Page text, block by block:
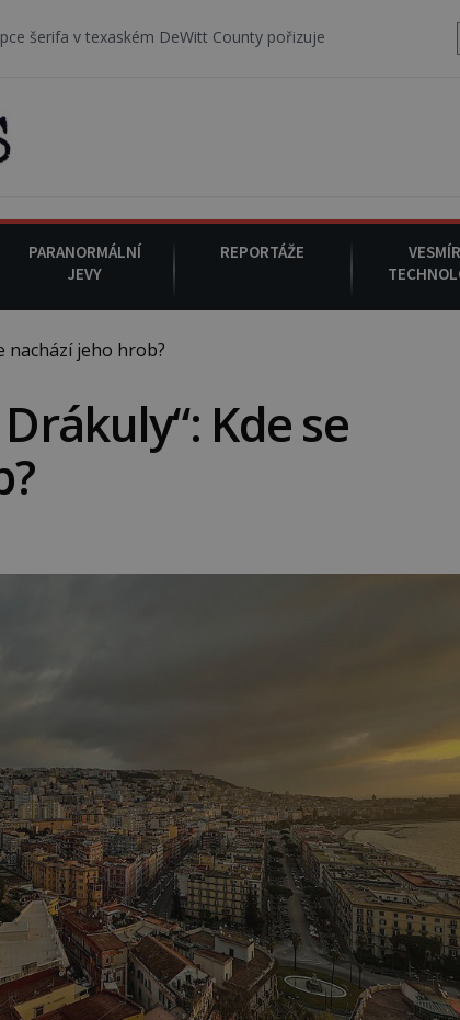
DeWitt County pořizuje video, na kterém před jeho vozem
PARANORMÁLNÍ
JEVY
REPORTÁŽE
nachází jeho hrob?
Kde se